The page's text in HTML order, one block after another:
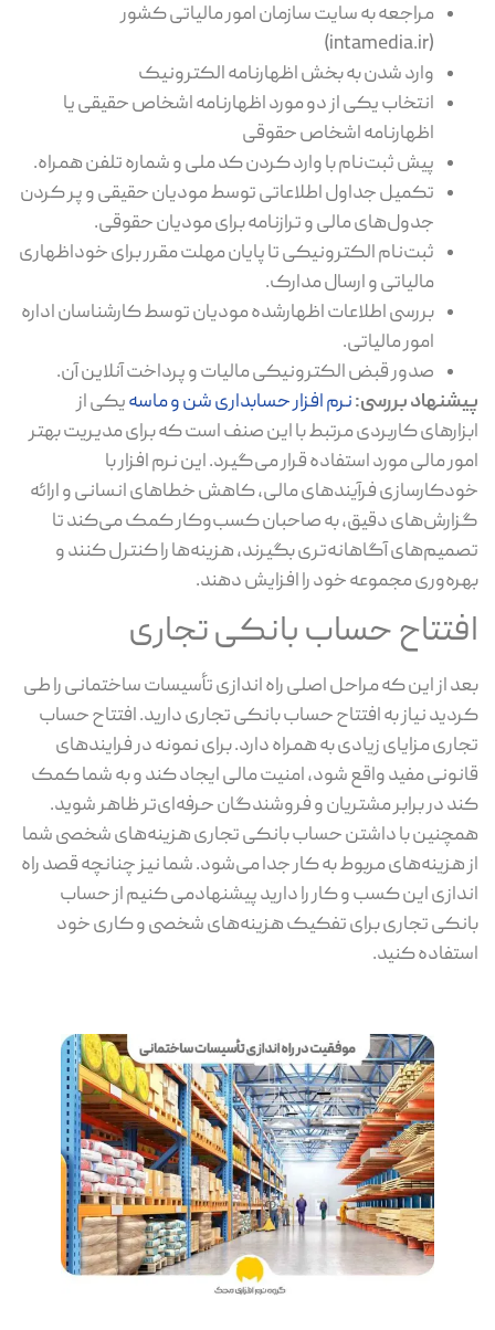
مراجعه به سایت سازمان امور مالیاتی کشور
(intamedia.ir)
وارد شدن به بخش اظهارنامه الکترونیک
انتخاب یکی از دو مورد اظهارنامه اشخاص حقیقی یا
اظهارنامه اشخاص حقوقی
پیش ثبت‌نام با وارد کردن کد ملی و شماره تلفن همراه.
تکمیل جداول اطلاعاتی توسط مودیان حقیقی و پر کردن
جدول‌های مالی و ترازنامه برای مودیان حقوقی.
ثبت‌نام الکترونیکی تا پایان مهلت مقرر برای خوداظهاری
مالیاتی و ارسال مدارک.
بررسی اطلاعات اظهارشده مودیان توسط کارشناسان اداره
امور مالیاتی.
صدور قبض الکترونیکی مالیات و پرداخت آنلاین آن.
پیشنهاد بررسی:نرم افزار حسابداری شن و ماسهیکی از
ابزارهای کاربردی مرتبط با این صنف است که برای مدیریت بهتر
امور مالی مورد استفاده قرار می‌گیرد. این نرم افزار با
خودکارسازی فرآیندهای مالی، کاهش خطاهای انسانی و ارائه
گزارش‌های دقیق، به صاحبان کسب‌وکار کمک می‌کند تا
تصمیم‌های آگاهانه‌تری بگیرند، هزینه‌ها را کنترل کنند و
بهره‌وری مجموعه خود را افزایش دهند.
افتتاح حساب بانکی تجاری
بعد از این که مراحل اصلی راه اندازی تأسیسات ساختمانی را طی
کردید نیاز به افتتاح حساب بانکی تجاری دارید. افتتاح حساب
تجاری مزایای زیادی به همراه دارد. برای نمونه در فرایندهای
قانونی مفید واقع شود، امنیت مالی ایجاد کند و به شما کمک
کند در برابر مشتریان و فروشندگان حرفه‌ای‌تر ظاهر شوید.
همچنین با داشتن حساب بانکی تجاری هزینه‌های شخصی شما
از هزینه‌های مربوط به کار جدا می‌شود. شما نیز چنانچه قصد راه
اندازی این کسب و کار را دارید پیشنهادمی کنیم از حساب
بانکی تجاری برای تفکیک هزینه‌های شخصی و کاری خود
استفاده کنید.